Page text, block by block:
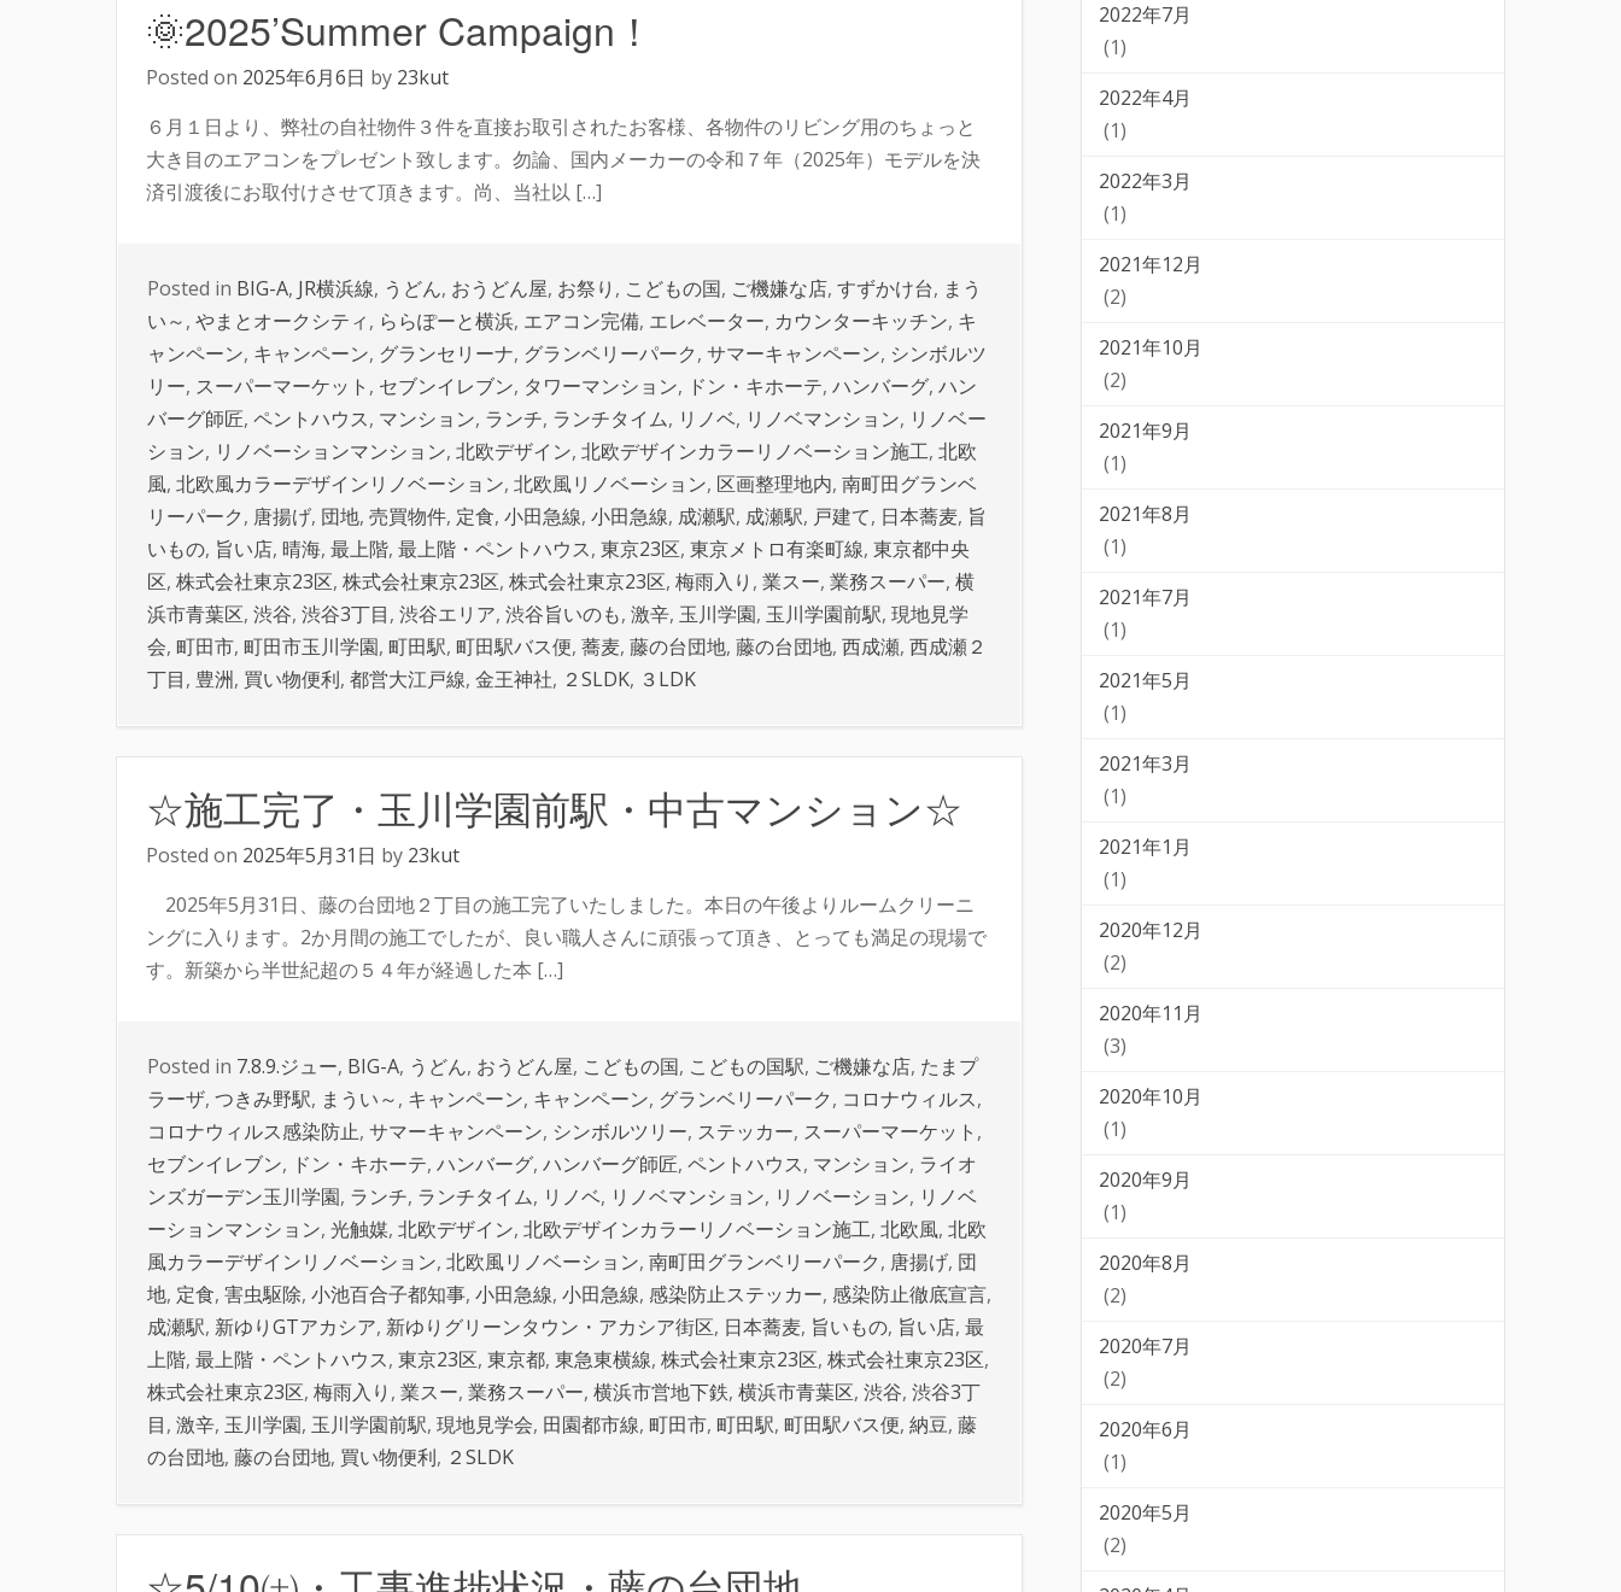
🌞2025’Summer Campaign！
Posted on 2025年6月6日 by 23kut
６月１日より、弊社の自社物件３件を直接お取引されたお客様、各物件のリビング用のちょっと
大き目のエアコンをプレゼント致します。勿論、国内メーカーの令和７年（2025年）モデルを決
済引渡後にお取付けさせて頂きます。尚、当社以 […]
Posted in BIG-A, JR横浜線, うどん, おうどん屋, お祭り , こどもの国, ご機嫌な店, すずかけ台, まう
い～, やまとオークシティ, ららぽーと横浜, エアコン完備, エレベーター, カウンターキッチン, キ
ャンペーン, キャンペーン, グランセリーナ, グランベリーパーク, サマーキャンペーン, シンボルツ
リー, スーパーマーケット , セブンイレブン, タワーマンション, ドン・キホーテ, ハンバーグ, ハン
バーグ師匠, ペントハウス, マンション, ランチ, ランチタイム, リノベ, リノベマンション, リノベー
ション, リノベーションマンション, 北欧デザイン, 北欧デザインカラーリノベーション施工, 北欧
風, 北欧風カラーデザインリノベーション, 北欧風リノベーション, 区画整理地内, 南町田グランベ
リーパーク, 唐揚げ, 団地, 売買物件, 定食, 小田急線, 小田急線, 成瀬駅, 成瀬駅, 戸建て, 日本蕎麦, 旨
いもの, 旨い店, 晴海, 最上階, 最上階・ペントハウス, 東京23区, 東京メトロ有楽町線, 東京都中央
区, 株式会社東京23区, 株式会社東京23区, 株式会社東京23区, 梅雨入り , 業スー, 業務スーパー, 横
浜市青葉区, 渋谷, 渋谷3丁目, 渋谷エリア, 渋谷旨いのも, 激辛, 玉川学園, 玉川学園前駅, 現地見学
会, 町田市, 町田市玉川学園, 町田駅, 町田駅バス便, 蕎麦, 藤の台団地, 藤の台団地, 西成瀬, 西成瀬２
丁目, 豊洲, 買い物便利, 都営大江戸線, 金王神社, ２SLDK, ３LDK
☆施工完了・玉川学園前駅・中古マンション☆
Posted on 2025年5月31日 by 23kut
2025年5月31日、藤の台団地２丁目の施工完了いたしました。本日の午後よりルームクリーニ
ングに入ります。2か月間の施工でしたが、良い職人さんに頑張って頂き、とっても満足の現場で
す。新築から半世紀超の５４年が経過した本 […]
Posted in 7.8.9.ジュー, BIG-A, うどん, おうどん屋, こどもの国, こどもの国駅, ご機嫌な店, たまプ
ラーザ, つきみ野駅, まうい～, キャンペーン, キャンペーン, グランベリーパーク, コロナウィルス,
コロナウィルス感染防止, サマーキャンペーン, シンボルツリー, ステッカー, スーパーマーケット ,
セブンイレブン, ドン・キホーテ, ハンバーグ, ハンバーグ師匠, ペントハウス, マンション, ライオ
ンズガーデン玉川学園, ランチ, ランチタイム, リノベ, リノベマンション, リノベーション, リノベ
ーションマンション, 光触媒, 北欧デザイン, 北欧デザインカラーリノベーション施工, 北欧風, 北欧
風カラーデザインリノベーション, 北欧風リノベーション, 南町田グランベリーパーク, 唐揚げ, 団
地, 定食, 害虫駆除, 小池百合子都知事, 小田急線, 小田急線, 感染防止ステッカー, 感染防止徹底宣言,
成瀬駅, 新ゆりGTアカシア, 新ゆりグリーンタウン・アカシア街区, 日本蕎麦, 旨いもの, 旨い店, 最
上階, 最上階・ペントハウス, 東京23区, 東京都, 東急東横線, 株式会社東京23区, 株式会社東京23区,
株式会社東京23区, 梅雨入り , 業スー, 業務スーパー, 横浜市営地下鉄, 横浜市青葉区, 渋谷, 渋谷3丁
目, 激辛, 玉川学園, 玉川学園前駅, 現地見学会, 田園都市線, 町田市, 町田駅, 町田駅バス便, 納豆, 藤
の台団地, 藤の台団地, 買い物便利, ２SLDK
2022年7月
(1)
2022年4月
(1)
2022年3月
(1)
2021年12月
(2)
2021年10月
(2)
2021年9月
(1)
2021年8月
(1)
2021年7月
(1)
2021年5月
(1)
2021年3月
(1)
2021年1月
(1)
2020年12月
(2)
2020年11月
(3)
2020年10月
(1)
2020年9月
(1)
2020年8月
(2)
2020年7月
(2)
2020年6月
(1)
2020年5月
(2)